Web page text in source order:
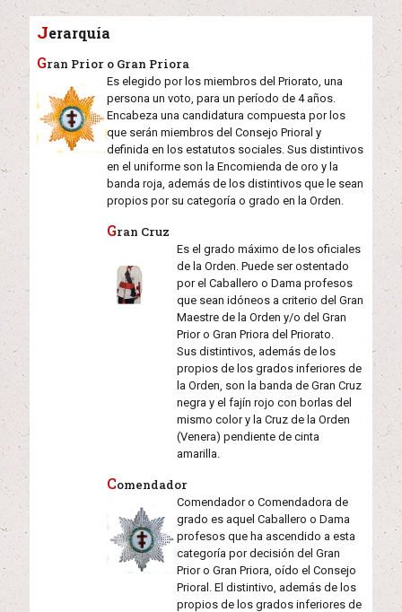
Jerarquía
Gran Prior o Gran Priora
Es elegido por los miembros del Priorato, una
persona un voto, para un período de 4 años.
Encabeza una candidatura compuesta por los
que serán miembros del Consejo Prioral y
definida en los estatutos sociales. Sus distintivos
en el uniforme son la Encomienda de oro y la
banda roja, además de los distintivos que le sean
propios por su categoría o grado en la Orden.
Gran Cruz
Es el grado máximo de los oficiales
de la Orden. Puede ser ostentado
por el Caballero o Dama profesos
que sean idóneos a criterio del Gran
Maestre de la Orden y/o del Gran
Prior o Gran Priora del Priorato.
Sus distintivos, además de los
propios de los grados inferiores de
la Orden, son la banda de Gran Cruz
negra y el fajín rojo con borlas del
mismo color y la Cruz de la Orden
(Venera) pendiente de cinta
amarilla.
Comendador
Comendador o Comendadora de
grado es aquel Caballero o Dama
profesos que ha ascendido a esta
categoría por decisión del Gran
Prior o Gran Priora, oído el Consejo
Prioral. El distintivo, además de los
propios de los grados inferiores de